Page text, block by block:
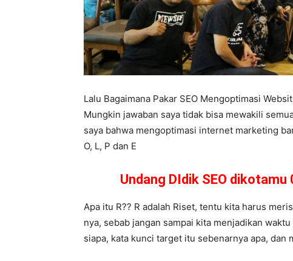
Lalu Bagaimana Pakar SEO Mengoptimasi
Mungkin jawaban saya tidak bisa mewakili
saya bahwa mengoptimasi internet marketing
O, L, P dan E
Undang DIdik SEO
Apa itu R?? R adalah Riset, tentu kita harus
nya, sebab jangan sampai kita menjadikan
siapa, kata kunci target itu sebenarnya apa, dan